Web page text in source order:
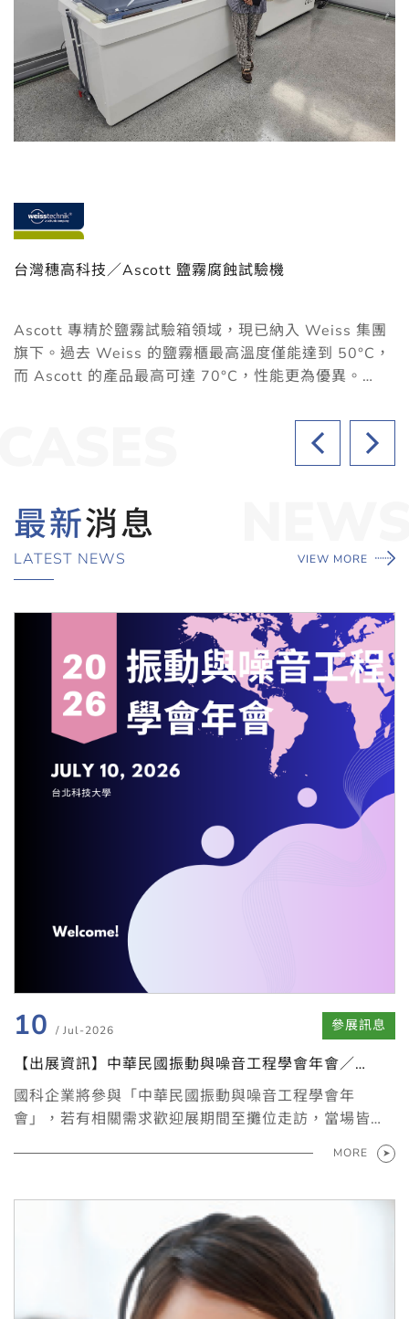
知名半導體大廠／Weiss 溫度循環模擬測試櫃
此設備為符合可置放於無塵室等級的設備，測試樣件在
高溫和低溫環境中循環，評估其在溫度變化下之性能與
可靠度。
最新消息
LATEST NEWS VIEW MORE
10 / Jul-2026 參展訊息
【出展資訊】中華民國振動與噪音工程學會年會／
07.24 國立臺北科技大學
國科企業將參與「中華民國振動與噪音工程學會年
會」，若有相關需求歡迎展期間至攤位走訪，當場皆有
MORE